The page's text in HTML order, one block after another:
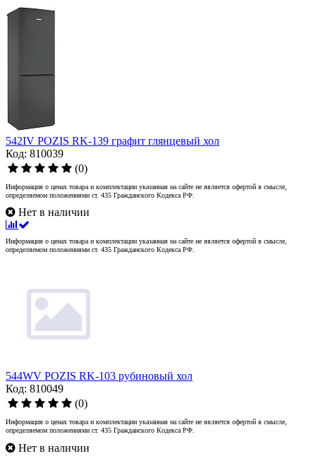
542IV POZIS RK-139 графит глянцевый хол
Код: 810039
(0)
Информация о ценах товара и комплектации указанная на сайте не является офертой в смысле,
определяемом положениями ст. 435 Гражданского Кодекса РФ.
Нет в наличии
Информация о ценах товара и комплектации указанная на сайте не является офертой в смысле,
определяемом положениями ст. 435 Гражданского Кодекса РФ.
544WV POZIS RK-103 рубиновый хол
Код: 810049
(0)
Информация о ценах товара и комплектации указанная на сайте не является офертой в смысле,
определяемом положениями ст. 435 Гражданского Кодекса РФ.
Нет в наличии